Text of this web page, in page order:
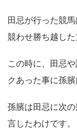
田忌が行った競
競わせ勝ち越した
この時に、田忌
クあった事に孫臏
孫臏は田忌に次
言したわけです。